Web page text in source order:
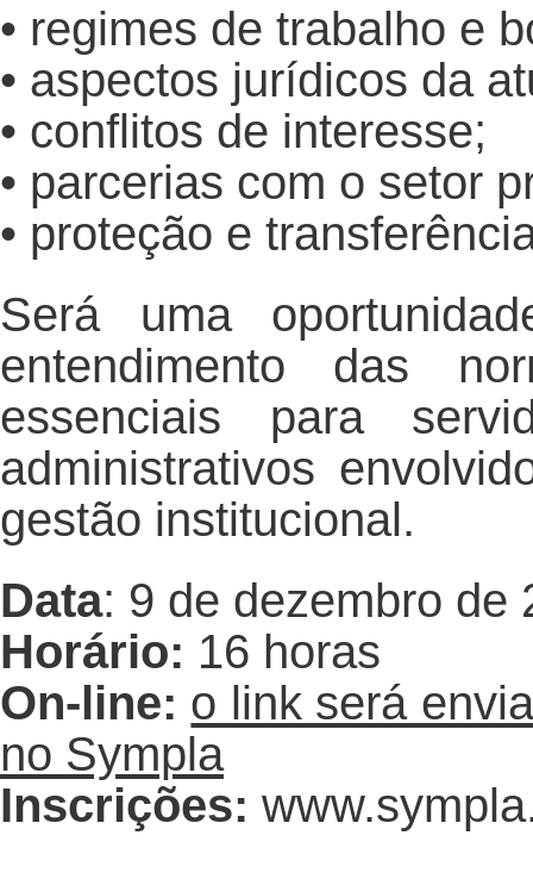
• regimes de trabalho e
• aspectos jurídicos da
• conflitos de interesse;
• parcerias com o setor
• proteção e
Será uma
entendimento das
essenciais para
administrativos
gestão institucional.
Data: 9 de dezembro de
Horário: 16 horas
On-line: o link será
no Sympla
Inscrições: